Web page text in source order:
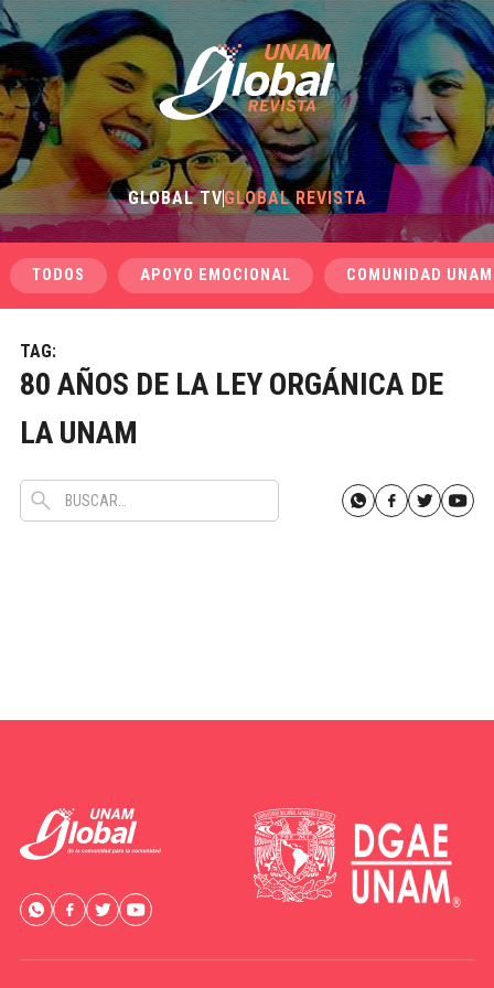
GLOBAL TVGLOBAL REVISTA
TODOS APOYO EMOCIONAL COMUNIDAD UNAM
TAG:
80 AÑOS DE LA LEY ORGÁNICA DE
LA UNAM